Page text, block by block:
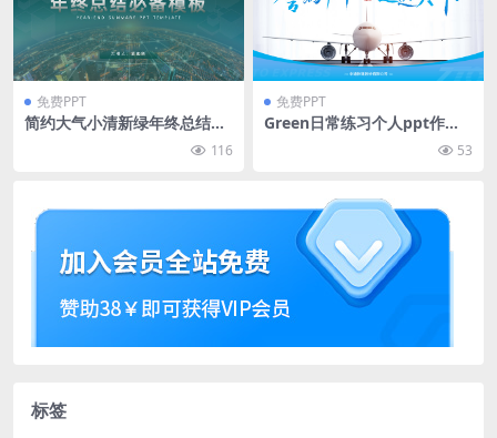
免费PPT
简约大气小清新绿年终总结报
116
免费PPT
Green日常练习个人ppt作品
53
标签